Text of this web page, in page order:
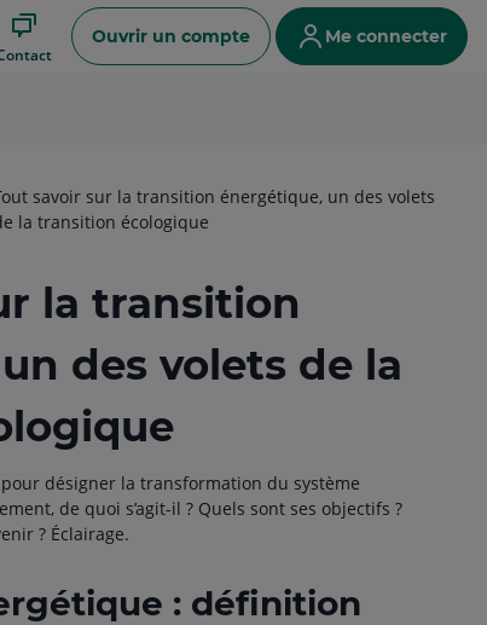
Ouvrir un compte Me connecter
savoir sur la transition énergétique, un des volets
la transition écologique
la transition
des volets de la
désigner la transformation du système
de quoi s’agit-il ? Quels sont ses objectifs ?
? Éclairage.
: définition